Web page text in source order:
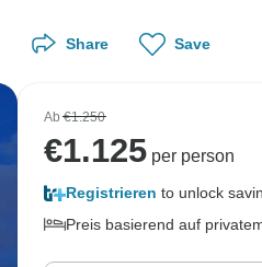
Share Save
Ab€1.250
€1.125 per person
Registrieren to unlock
Preis basierend auf